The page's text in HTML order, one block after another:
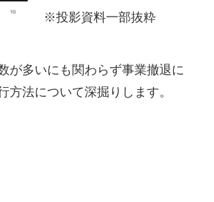
※投影資料一部抜粋
が多いにも関わらず事業撤退に
法について深掘りします。